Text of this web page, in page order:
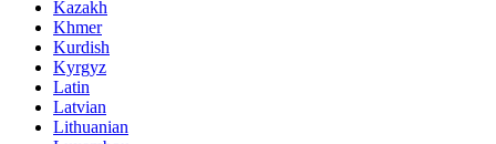
Kazakh
Khmer
Kurdish
Kyrgyz
Latin
Latvian
Lithuanian